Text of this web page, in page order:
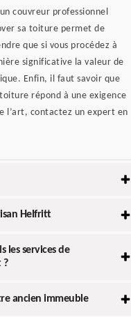
couvreur professionnel
sa toiture permet de
que si vous procédez à
significative la valeur de
Enfin, il faut savoir que
répond à une exigence
l’art, contactez un expert en
Helfritt
les services de
?
ancien immeuble